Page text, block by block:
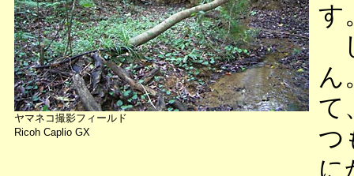
ヤマネコ撮影フィールド
Ricoh Caplio GX
す
ん
て
つ
に